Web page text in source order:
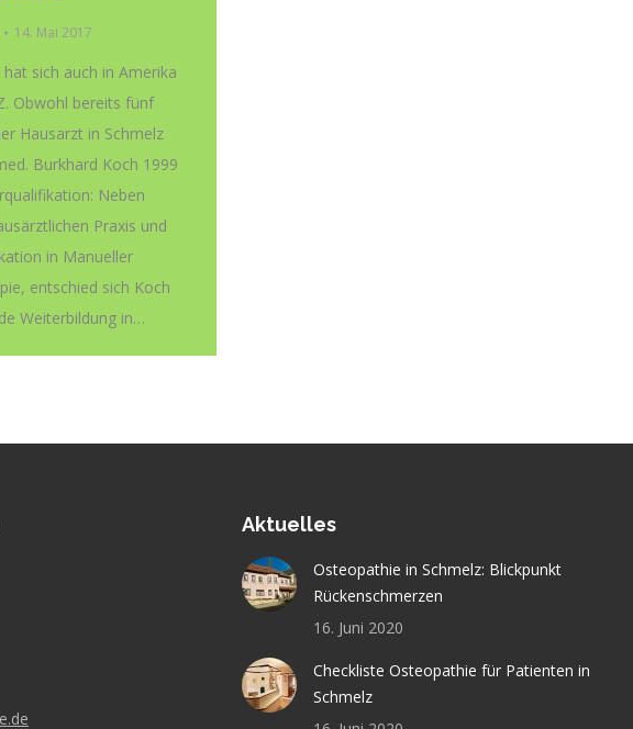
14. Mai 2017
sich auch in Amerika
Obwohl bereits fünf
Hausarzt in Schmelz
Burkhard Koch 1999
Neben
Praxis und
in Manueller
entschied sich Koch
Weiterbildung in…
Aktuelles
Osteopathie in Schmelz: Blickpunkt
Rückenschmerzen
16. Juni 2020
Checkliste Osteopathie für Patienten in
Schmelz